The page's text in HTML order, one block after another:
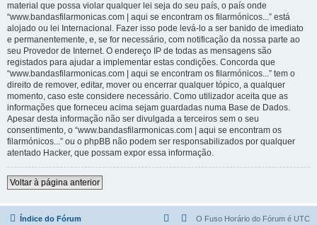
material que possa violar qualquer lei seja do seu país, o país onde
“www.bandasfilarmonicas.com | aqui se encontram os filarmónicos...” está
alojado ou lei Internacional. Fazer isso pode levá-lo a ser banido de imediato
e permanentemente, e, se for necessário, com notificação da nossa parte ao
seu Provedor de Internet. O endereço IP de todas as mensagens são
registados para ajudar a implementar estas condições. Concorda que
“www.bandasfilarmonicas.com | aqui se encontram os filarmónicos...” tem o
direito de remover, editar, mover ou encerrar qualquer tópico, a qualquer
momento, caso este considere necessário. Como utilizador aceita que as
informações que forneceu acima sejam guardadas numa Base de Dados.
Apesar desta informação não ser divulgada a terceiros sem o seu
consentimento, o “www.bandasfilarmonicas.com | aqui se encontram os
filarmónicos...” ou o phpBB não podem ser responsabilizados por qualquer
atentado Hacker, que possam expor essa informação.
Voltar à página anterior
Índice do Fórum O Fuso Horário do Fórum é UTC